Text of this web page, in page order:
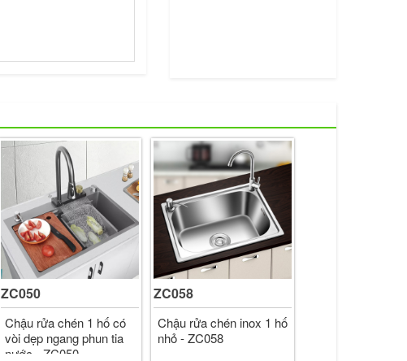
ZC050
Chậu rửa chén 1 hố có
vòi dẹp ngang phun tia
nước - ZC050
ZC058
Chậu rửa chén inox 1 hố
nhỏ - ZC058